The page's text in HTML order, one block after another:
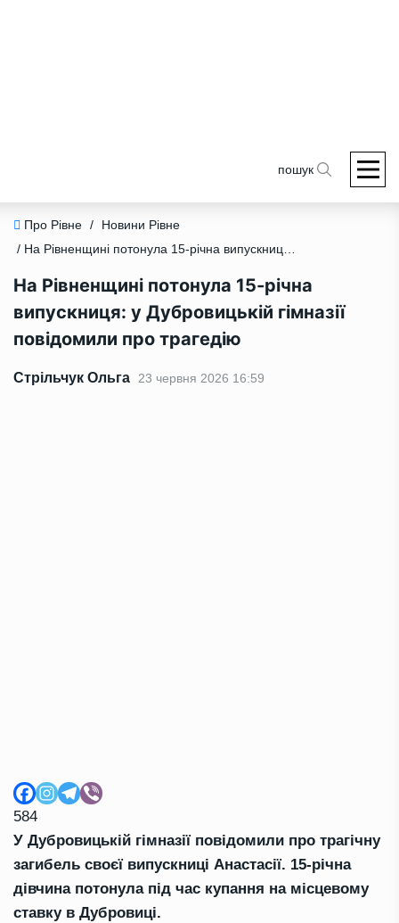
пошук
Про Рівне /
Новини Рівне
/ На Рівненщині потонула 15-річна випускниця: у Дубровицькій гімназії повідомили про трагедію
На Рівненщині потонула 15-річна
випускниця: у Дубровицькій гімназії
повідомили про трагедію
Стрільчук Ольга 23 червня 2026 16:59
584
У Дубровицькій гімназії повідомили про трагічну
загибель своєї випускниці Анастасії. 15-річна
дівчина потонула під час купання на місцевому
ставку в Дубровиці.